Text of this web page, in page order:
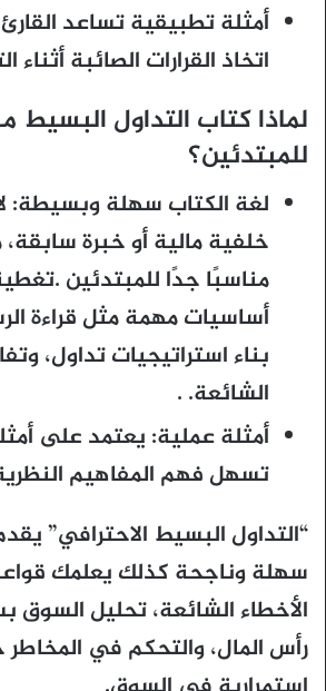
أمثلة تطبيقية تساعد
اتخاذ القرارات الصائبة أثناء
لماذا كتاب التداول البسيط
للمبتدئين؟
لغة الكتاب سهلة وبسيطة:
خلفية مالية أو خبرة
مناسبًا جدًا للمبتدئين .
أساسيات مهمة مثل قراءة
بناء استراتيجيات تداول،
الشائعة. .
أمثلة عملية: يعتمد على
تسهل فهم المفاهيم
“التداول البسيط الاحترافي”
سهلة وناجحة كذلك يعلمك
الأخطاء الشائعة، تحليل السوق
رأس المال، والتحكم في